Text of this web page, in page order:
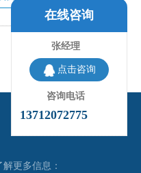
更多信息：
在线咨询
张经理
点击咨询
咨询电话
13712072775